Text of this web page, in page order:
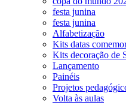
festa junina
festa junina
Alfabetização
Kits datas
Kits decoração de
Lançamento
Painéis
Projetos
Volta às aulas